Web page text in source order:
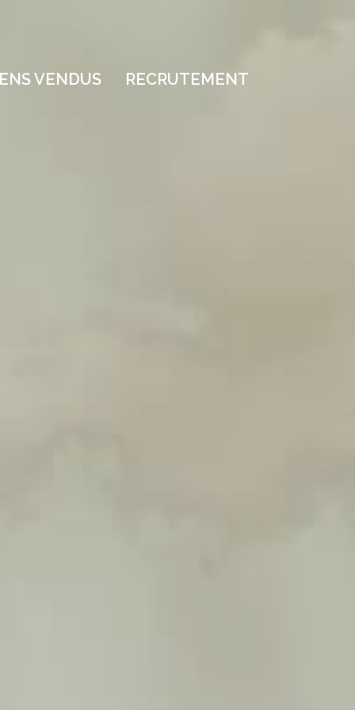
VENDUS RECRUTEMENT